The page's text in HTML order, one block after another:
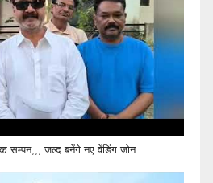
सम्पन,,, जल्द बनेंगे नए वेंडिंग जोन